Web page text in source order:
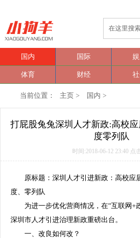
国内 国际
体育 财经
当前位置： 主页 > 国内 >
打屁股兔兔深圳人才新政:高校
度零列队
时间:2018-06-12 23:40 点
原标题：深圳人才引进新政：高校应
度、零列队
为进一步优化营商情况，在“互联网+政
深圳市人才引进治理新政重磅出台。
一、改良如何改？